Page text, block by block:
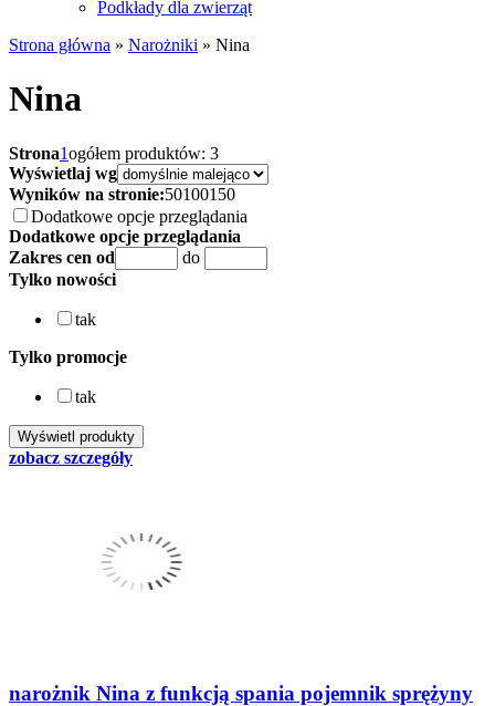
Podkłady dla zwierząt
Strona główna » Narożniki » Nina
Nina
Strona1ogółem produktów: 3
Wyświetlaj wg
Wyników na stronie:50100150
Dodatkowe opcje przeglądania
Dodatkowe opcje przeglądania
Zakres cen od
do
Tylko nowości
tak
Tylko promocje
tak
zobacz szczegóły
narożnik Nina z funkcją spania pojemnik sprężyny